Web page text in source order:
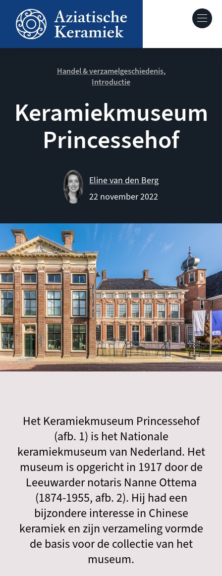
Overslaan
naar
Over deze site
Keramiek in context
Handel & verzamelgeschiedenis
Introductie
Keramiekmuseum
Princessehof
Eline van den Berg
22 november 2022
Het Keramiekmuseum Princessehof
(afb. 1) is het Nationale
keramiekmuseum van Nederland. Het
museum is opgericht in 1917 door de
Leeuwarder notaris Nanne Ottema
(1874-1955, afb. 2). Hij had een
bijzondere interesse in Chinese
keramiek en zijn verzameling vormde
de basis voor de collectie van het
museum.